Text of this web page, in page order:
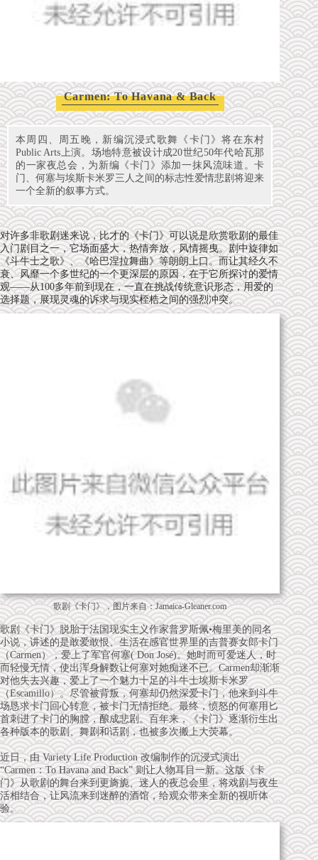
Carmen: To Havana & Back
本周四、周五晚，新编沉浸式歌舞《卡门》将在东村
Public Arts上演。场地特意被设计成20世纪50年代哈瓦那
的一家夜总会，为新编《卡门》添加一抹风流味道。卡
门、何塞与埃斯卡米罗三人之间的标志性爱情悲剧将迎来
一个全新的叙事方式。
对许多非歌剧迷来说，比才的《卡门》可以说是欣赏歌剧的最佳
入门剧目之一，它场面盛大，热情奔放，风情摇曳。剧中旋律如
《斗牛士之歌》、《哈巴涅拉舞曲》等朗朗上口。而让其经久不
衰、风靡一个多世纪的一个更深层的原因，在于它所探讨的爱情
观——从100多年前到现在，一直在挑战传统意识形态，用爱的
选择题，展现灵魂的诉求与现实桎梏之间的强烈冲突。
歌剧《卡门》，图片来自：Jamaica-Gleaner.com
歌剧《卡门》脱胎于法国现实主义作家普罗斯佩•梅里美的同名
小说，讲述的是敢爱敢恨、生活在感官世界里的吉普赛女郎卡门
（Carmen），爱上了军官何塞( Don José)。她时而可爱迷人，时
而轻慢无情，使出浑身解数让何塞对她痴迷不已。Carmen却渐渐
对他失去兴趣，爱上了一个魅力十足的斗牛士埃斯卡米罗
（Escamillo）。尽管被背叛，何塞却仍然深爱卡门，他来到斗牛
场恳求卡门回心转意，被卡门无情拒绝。最终，愤怒的何塞用匕
首刺进了卡门的胸膛，酿成悲剧。百年来，《卡门》逐渐衍生出
各种版本的歌剧、舞剧和话剧，也被多次搬上大荧幕。
近日，由 Variety Life Production 改编制作的沉浸式演出
“Carmen：To Havana and Back” 则让人物耳目一新。这版《卡
门》从歌剧的舞台来到更旖旎、迷人的夜总会里，将戏剧与夜生
活相结合，让风流来到迷醉的酒馆，给观众带来全新的视听体
验。